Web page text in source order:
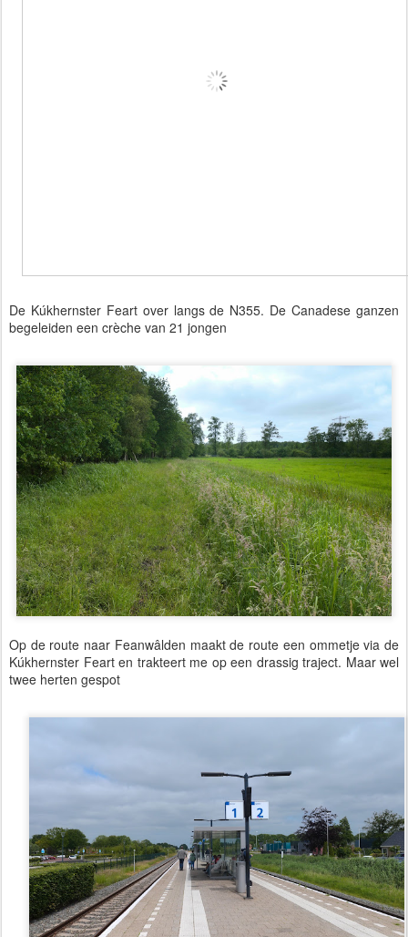
De Kúkhernster Feart over langs de N355. De Canadese ganzen
begeleiden een crèche van 21 jongen
Op de route naar Feanwâlden maakt de route een ommetje via de
Kúkhernster Feart en trakteert me op een drassig traject. Maar wel
twee herten gespot